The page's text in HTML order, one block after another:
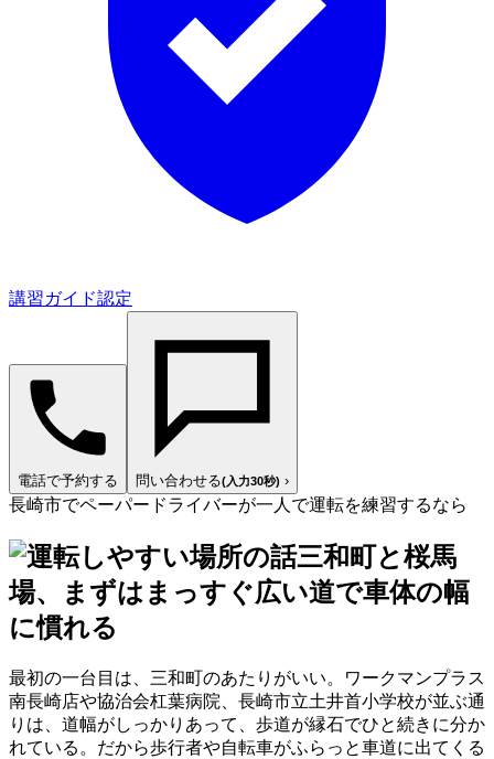
講習ガイド認定
電話で予約する 問い合わせる(入力30秒) ›
長崎市でペーパードライバーが一人で運転を練習するなら
三和町と桜馬
場、まずはまっすぐ広い道で車体の幅
に慣れる
最初の一台目は、三和町のあたりがいい。ワークマンプラス
南長崎店や協治会杠葉病院、長崎市立土井首小学校が並ぶ通
りは、道幅がしっかりあって、歩道が縁石でひと続きに分か
れている。だから歩行者や自転車がふらっと車道に出てくる